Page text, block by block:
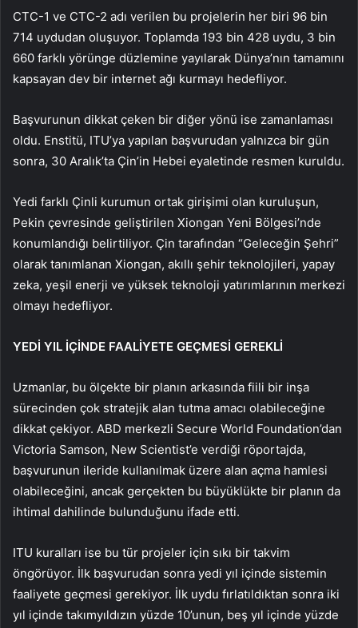
CTC-1 ve CTC-2 adı verilen bu projelerin her biri 96 bin
714 uydudan oluşuyor. Toplamda 193 bin 428 uydu, 3 bin
660 farklı yörünge düzlemine yayılarak Dünya’nın tamamını
kapsayan dev bir internet ağı kurmayı hedefliyor.
Başvurunun dikkat çeken bir diğer yönü ise zamanlaması
oldu. Enstitü, ITU’ya yapılan başvurudan yalnızca bir gün
sonra, 30 Aralık’ta Çin’in Hebei eyaletinde resmen kuruldu.
Yedi farklı Çinli kurumun ortak girişimi olan kuruluşun,
Pekin çevresinde geliştirilen Xiongan Yeni Bölgesi’nde
konumlandığı belirtiliyor. Çin tarafından “Geleceğin Şehri”
olarak tanımlanan Xiongan, akıllı şehir teknolojileri, yapay
zeka, yeşil enerji ve yüksek teknoloji yatırımlarının merkezi
olmayı hedefliyor.
YEDİ YIL İÇİNDE FAALİYETE GEÇMESİ GEREKLİ
Uzmanlar, bu ölçekte bir planın arkasında fiili bir inşa
sürecinden çok stratejik alan tutma amacı olabileceğine
dikkat çekiyor. ABD merkezli Secure World Foundation’dan
Victoria Samson, New Scientist’e verdiği röportajda,
başvurunun ileride kullanılmak üzere alan açma hamlesi
olabileceğini, ancak gerçekten bu büyüklükte bir planın da
ihtimal dahilinde bulunduğunu ifade etti.
ITU kuralları ise bu tür projeler için sıkı bir takvim
öngörüyor. İlk başvurudan sonra yedi yıl içinde sistemin
faaliyete geçmesi gerekiyor. İlk uydu fırlatıldıktan sonra iki
yıl içinde takımyıldızın yüzde 10’unun, beş yıl içinde yüzde